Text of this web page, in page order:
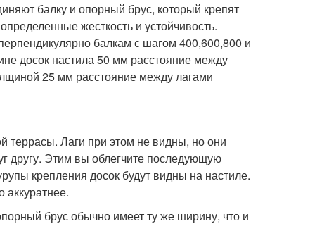
балку и опорный брус, который крепят
жесткость и устойчивость.
балкам с шагом 400,600,800 и
досок настила 50 мм расстояние между
25 мм расстояние между лагами
террасы. Лаги при этом не видны, но они
другу. Этим вы облегчите последующую
крепления досок будут видны на настиле.
брус обычно имеет ту же ширину, что и